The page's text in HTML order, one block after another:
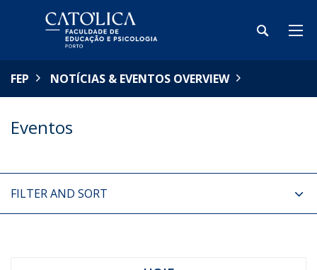
FEP NOTÍCIAS & EVENTOS OVERVIEW
Eventos
FILTER AND SORT